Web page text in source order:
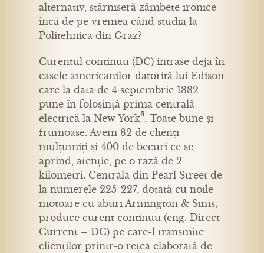
alternativ, stârniseră zâmbete ironice
încă de pe vremea când studia la
Politehnica din Graz?
Curentul continuu (DC) intrase deja în
casele americanilor datorită lui Edison
care la data de 4 septembrie 1882
pune în folosință prima centrală
electrică la New York3. Toate bune și
frumoase. Avem 82 de clienți
mulțumiți și 400 de becuri ce se
aprind, atenție, pe o rază de 2
kilometri. Centrala din Pearl Street de
la numerele 225-227, dotată cu noile
motoare cu aburi Armington & Sims,
produce curent continuu (eng. Direct
Current – DC) pe care-l transmite
clienților printr-o rețea elaborată de